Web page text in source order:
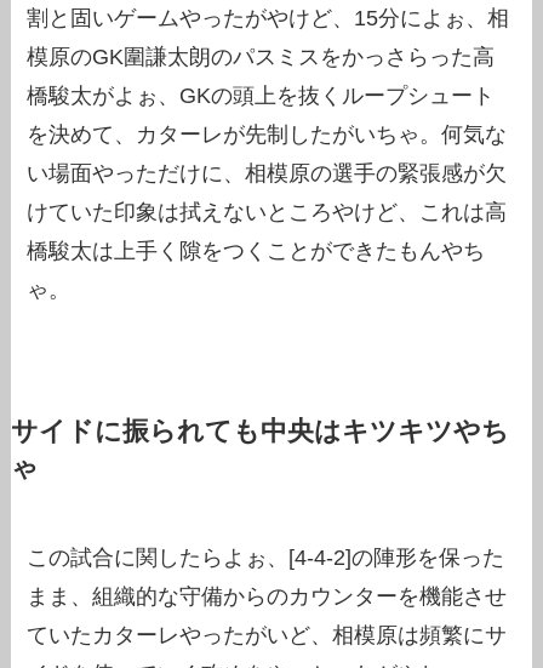
割と固いゲームやったがやけど、15分によぉ、相
模原のGK圍謙太朗のパスミスをかっさらった高
橋駿太がよぉ、GKの頭上を抜くループシュート
を決めて、カターレが先制したがいちゃ。何気な
い場面やっただけに、相模原の選手の緊張感が欠
けていた印象は拭えないところやけど、これは高
橋駿太は上手く隙をつくことができたもんやち
ゃ。
サイドに振られても中央はキツキツやち
ゃ
この試合に関したらよぉ、[4-4-2]の陣形を保った
まま、組織的な守備からのカウンターを機能させ
ていたカターレやったがいど、相模原は頻繁にサ